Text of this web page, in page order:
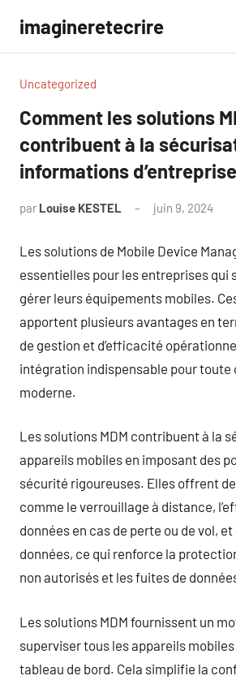
contenu
imagineretecrire
Uncategorized
Comment les solutions
contribuent à la
informations
par Louise KESTEL juin 9, 2024
Les solutions de Mobile Device
essentielles pour les entreprises qui
gérer leurs équipements mobiles.
apportent plusieurs avantages en
de gestion et d’efficacité
intégration indispensable pour toute
moderne.
Les solutions MDM contribuent à la
appareils mobiles en imposant des
sécurité rigoureuses. Elles offrent
comme le verrouillage à distance,
données en cas de perte ou de vol,
données, ce qui renforce la
non autorisés et les fuites de
Les solutions MDM fournissent un
superviser tous les appareils mobiles
tableau de bord. Cela simplifie la